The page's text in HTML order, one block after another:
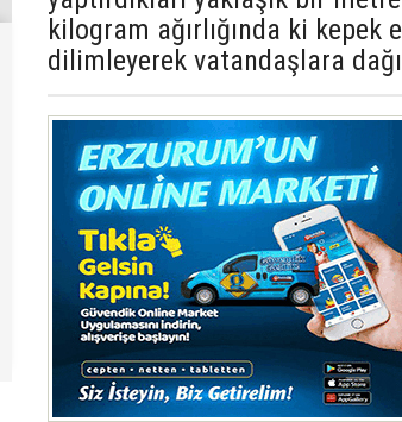
kilogram ağırlığında ki kepek
dilimleyerek vatandaşlara